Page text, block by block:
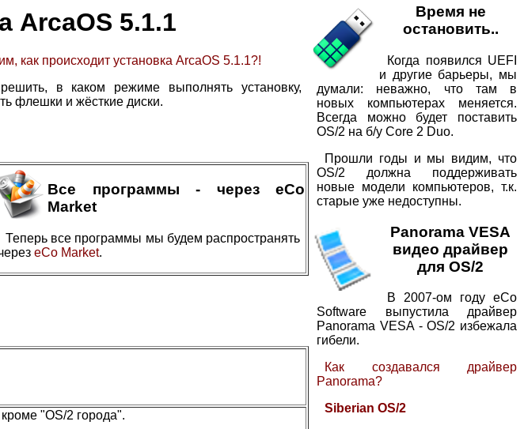
ArcaOS 5.1.1
как происходит установка ArcaOS 5.1.1?!
в каком режиме выполнять установку,
флешки и жёсткие диски.
Все программы - через eCo
Market
Теперь все программы мы будем распространять
eCo Market.
"OS/2 города".
Время не
остановить..
Когда появился UEFI
и другие барьеры, мы
думали: неважно, что там в
новых компьютерах меняется.
Всегда можно будет поставить
OS/2 на б/у Core 2 Duo.
Прошли годы и мы видим, что
OS/2 должна поддерживать
новые модели компьютеров, т.к.
старые уже недоступны.
Panorama VESA
видео драйвер
для OS/2
В 2007-ом году eCo
Software выпустила драйвер
Panorama VESA - OS/2 избежала
гибели.
Как создавался драйвер
Panorama?
Siberian OS/2